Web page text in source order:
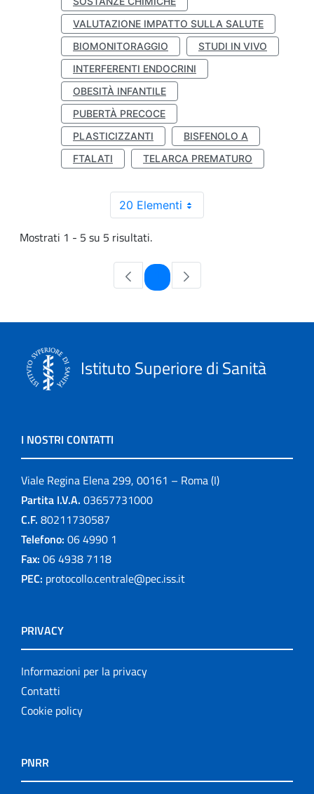
VALUTAZIONE IMPATTO SULLA SALUTE
BIOMONITORAGGIO
STUDI IN VIVO
INTERFERENTI ENDOCRINI
OBESITÀ INFANTILE
PUBERTÀ PRECOCE
PLASTICIZZANTI
BISFENOLO A
FTALATI
TELARCA PREMATURO
20 Elementi
Mostrati 1 - 5 su 5 risultati.
Pagina
Istituto Superiore di Sanità
I NOSTRI CONTATTI
Viale Regina Elena 299, 00161 – Roma (I)
Partita I.V.A. 03657731000
C.F. 80211730587
Telefono: 06 4990 1
Fax: 06 4938 7118
PEC: protocollo.centrale@pec.iss.it
PRIVACY
Informazioni per la privacy
Contatti
Cookie policy
PNRR